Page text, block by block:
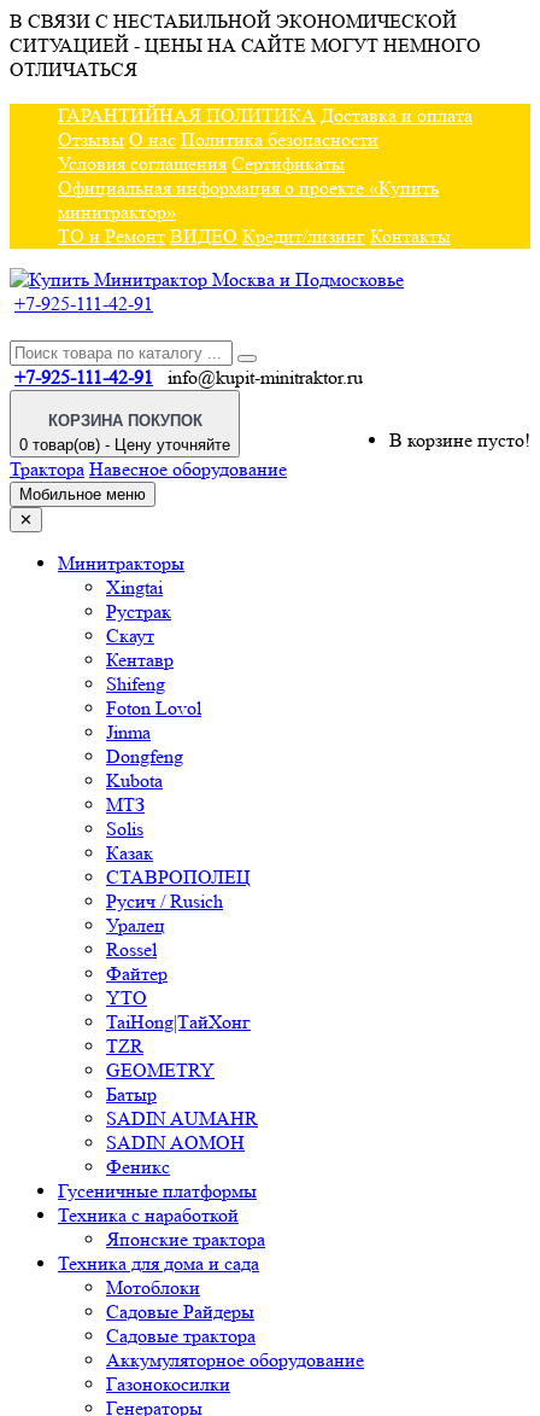
В СВЯЗИ С НЕСТАБИЛЬНОЙ ЭКОНОМИЧЕСКОЙ
СИТУАЦИЕЙ - ЦЕНЫ НА САЙТЕ МОГУТ НЕМНОГО
ОТЛИЧАТЬСЯ
ГАРАНТИЙНАЯ ПОЛИТИКА Доставка и оплата
Отзывы О нас Политика безопасности
Условия соглашения Сертификаты
Официальная информация о проекте «Купить
минитрактор»
ТО и Ремонт ВИДЕО Кредит/лизинг Контакты
+7-925-111-42-91
+7-925-111-42-91 info@kupit-minitraktor.ru
КОРЗИНА ПОКУПОК
0 товар(ов) - Цену уточняйте
В корзине пусто!
Трактора Навесное оборудование
Мобильное меню
✕
Минитракторы
Xingtai
Рустрак
Скаут
Кентавр
Shifeng
Foton Lovol
Jinma
Dongfeng
Kubota
МТЗ
Solis
Казак
СТАВРОПОЛЕЦ
Русич / Rusich
Уралец
Rossel
Файтер
YTO
TaiHong|ТайХонг
TZR
GEOMETRY
Батыр
SADIN AUMAHR
SADIN AOMOH
Феникс
Гусеничные платформы
Техника с наработкой
Японские трактора
Техника для дома и сада
Мотоблоки
Садовые Райдеры
Садовые трактора
Аккумуляторное оборудование
Газонокосилки
Генераторы